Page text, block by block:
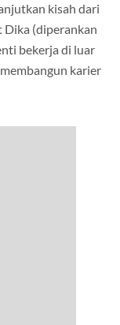
kisah dari
Dika (diperankan
bekerja di luar
karier